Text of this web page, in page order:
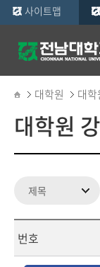
사이트맵
대학원 대학
대학원
번호